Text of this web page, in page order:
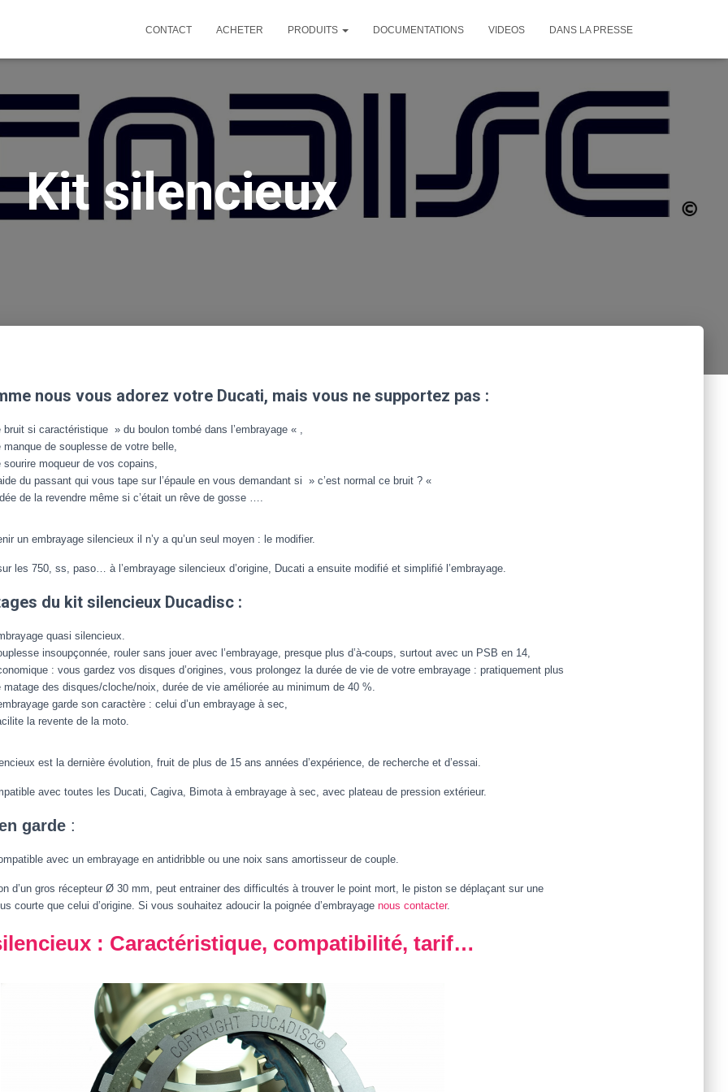
CONTACT ACHETER PRODUITS DOCUMENTATIONS VIDEOS DANS LA PRESSE
Kit silencieux
nous vous adorez votre Ducati, mais vous ne supportez pas :
bruit si caractéristique » du boulon tombé dans l’embrayage « ,
manque de souplesse de votre belle,
sourire moqueur de vos copains,
du passant qui vous tape sur l’épaule en vous demandant si » c’est normal ce bruit ? «
de la revendre même si c’était un rêve de gosse ….
un embrayage silencieux il n’y a qu’un seul moyen : le modifier.
les 750, ss, paso… à l’embrayage silencieux d’origine, Ducati a ensuite modifié et simplifié l’embrayage.
du kit silencieux Ducadisc :
quasi silencieux.
insoupçonnée, rouler sans jouer avec l’embrayage, presque plus d’à-coups, surtout avec un PSB en 14,
: vous gardez vos disques d’origines, vous prolongez la durée de vie de votre embrayage : pratiquement plus
matage des disques/cloche/noix, durée de vie améliorée au minimum de 40 %.
garde son caractère : celui d’un embrayage à sec,
la revente de la moto.
est la dernière évolution, fruit de plus de 15 ans années d’expérience, de recherche et d’essai.
avec toutes les Ducati, Cagiva, Bimota à embrayage à sec, avec plateau de pression extérieur.
garde:
avec un embrayage en antidribble ou une noix sans amortisseur de couple.
d’un gros récepteur Ø 30 mm, peut entrainer des difficultés à trouver le point mort, le piston se déplaçant sur une
courte que celui d’origine. Si vous souhaitez adoucir la poignée d’embrayage nous contacter.
: Caractéristique, compatibilité, tarif…